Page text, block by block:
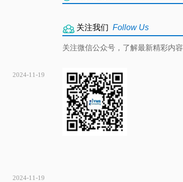
2024-11-19
2024-11-19
关注我们 Follow Us
关注微信公众号，了解最新精彩内容